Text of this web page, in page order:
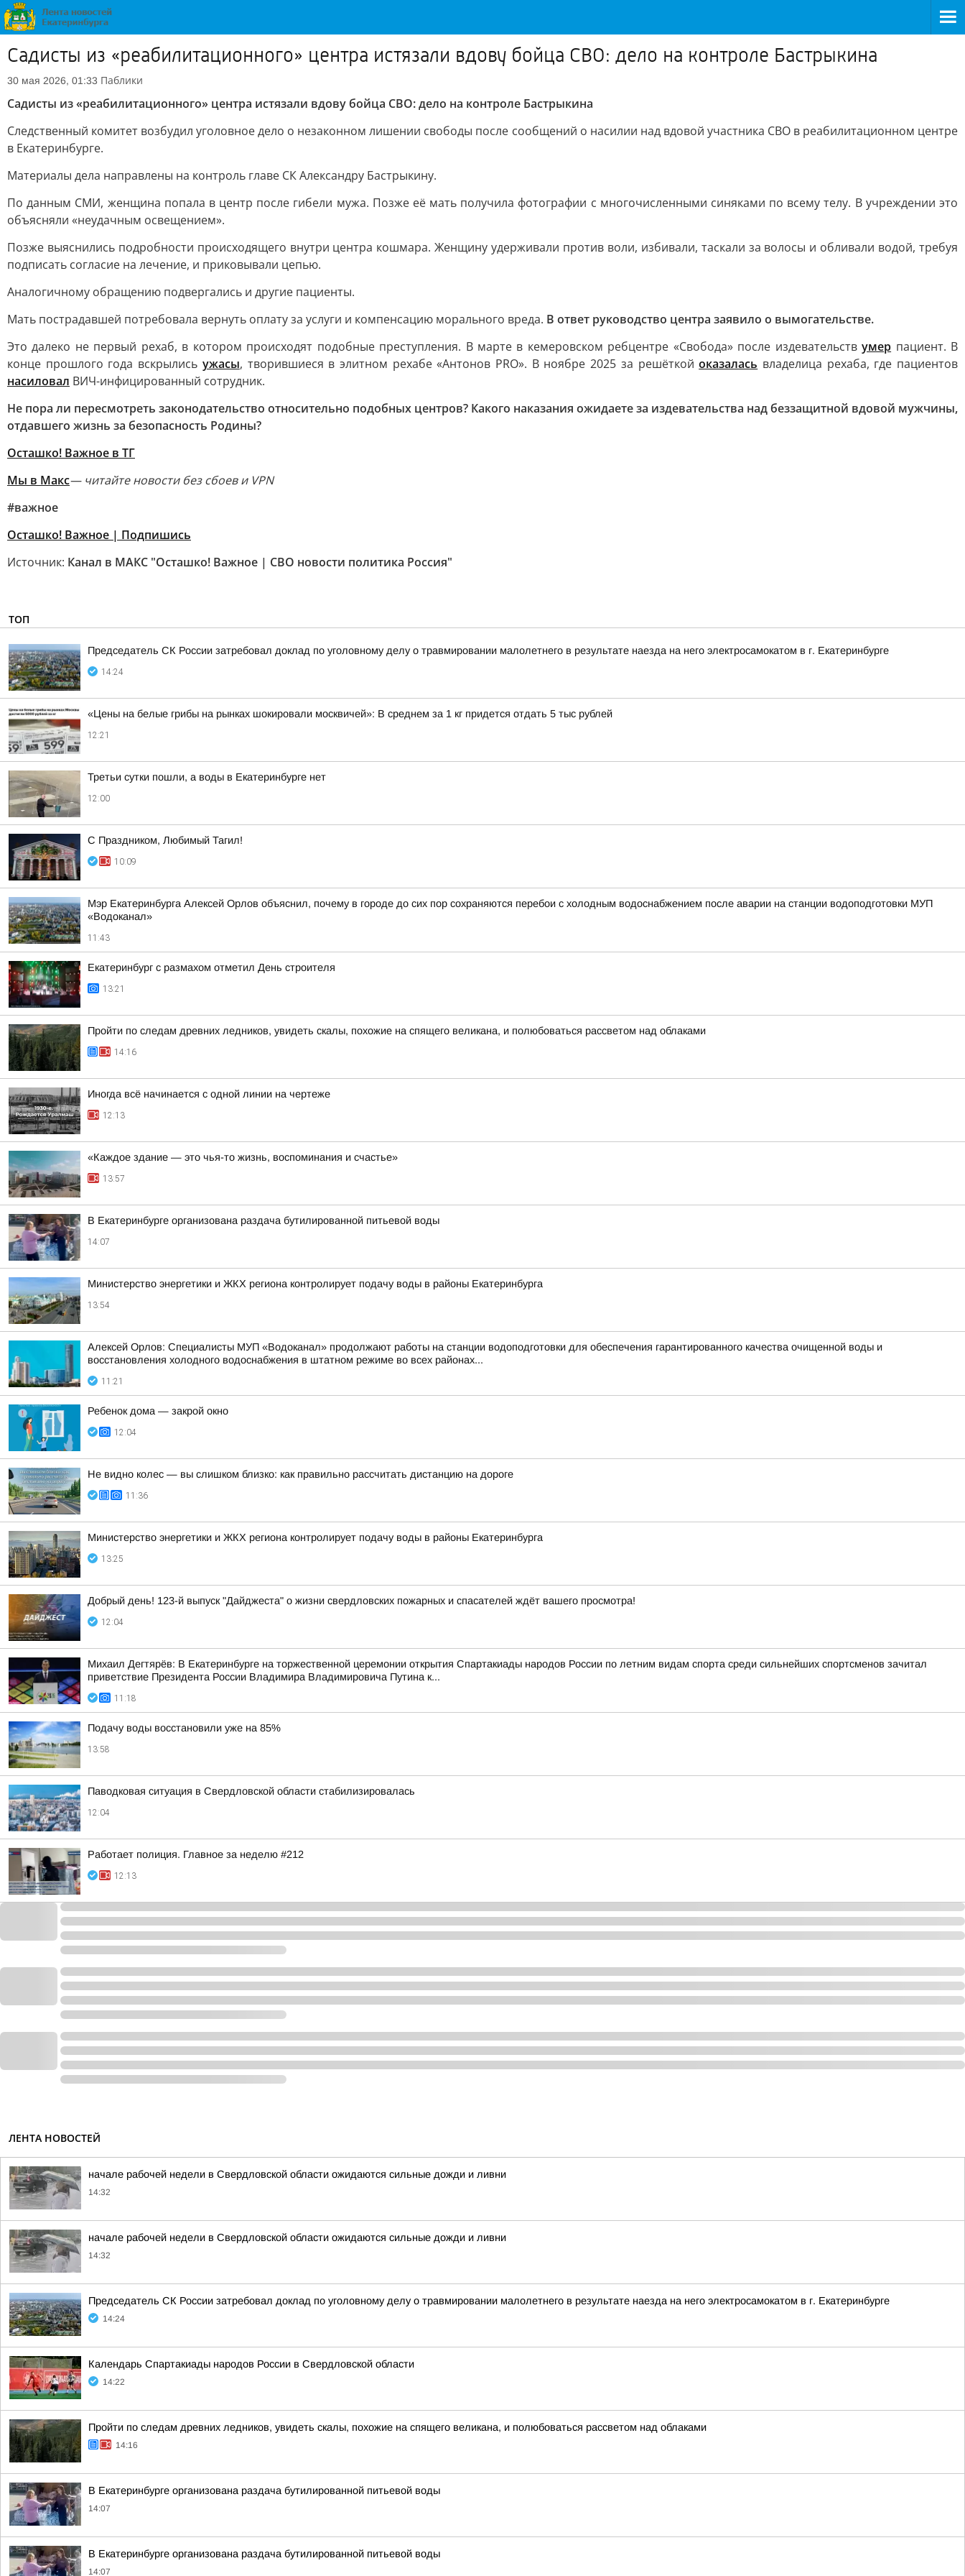
Садисты из «реабилитационного» центра истязали вдову бойца СВО: дело на контроле Бастрыкина
30 мая 2026, 01:33 Паблики
Садисты из «реабилитационного» центра истязали вдову бойца СВО: дело на контроле Бастрыкина
Следственный комитет возбудил уголовное дело о незаконном лишении свободы после сообщений о насилии над вдовой участника СВО в реабилитационном центре
в Екатеринбурге.
Материалы дела направлены на контроль главе СК Александру Бастрыкину.
По данным СМИ, женщина попала в центр после гибели мужа. Позже её мать получила фотографии с многочисленными синяками по всему телу. В учреждении это
объясняли «неудачным освещением».
Позже выяснились подробности происходящего внутри центра кошмара. Женщину удерживали против воли, избивали, таскали за волосы и обливали водой, требуя
подписать согласие на лечение, и приковывали цепью.
Аналогичному обращению подвергались и другие пациенты.
Мать пострадавшей потребовала вернуть оплату за услуги и компенсацию морального вреда. В ответ руководство центра заявило о вымогательстве.
Это далеко не первый рехаб, в котором происходят подобные преступления. В марте в кемеровском ребцентре «Свобода» после издевательствумер пациент. В
конце прошлого года вскрылись ужасы, творившиеся в элитном рехабе «Антонов PRO». В ноябре 2025 за решёткойоказалась владелица рехаба, где пациентов
насиловал ВИЧ-инфицированный сотрудник.
Не пора ли пересмотреть законодательство относительно подобных центров? Какого наказания ожидаете за издевательства над беззащитной вдовой мужчины,
отдавшего жизнь за безопасность Родины?
Осташко! Важное в ТГ
Мы в Макс— читайте новости без сбоев и VPN
#важное
Осташко! Важное | Подпишись
Источник: Канал в МАКС "Осташко! Важное | СВО новости политика Россия"
ТОП
Председатель СК России затребовал доклад по уголовному делу о травмировании малолетнего в результате наезда на него электросамокатом в г. Екатеринбурге
14:24
«Цены на белые грибы на рынках шокировали москвичей»: В среднем за 1 кг придется отдать 5 тыс рублей
12:21
Третьи сутки пошли, а воды в Екатеринбурге нет
12:00
С Праздником, Любимый Тагил!
10:09
Мэр Екатеринбурга Алексей Орлов объяснил, почему в городе до сих пор сохраняются перебои с холодным водоснабжением после аварии на станции водоподготовки МУП
«Водоканал»
11:43
Екатеринбург с размахом отметил День строителя
13:21
Пройти по следам древних ледников, увидеть скалы, похожие на спящего великана, и полюбоваться рассветом над облаками
14:16
Иногда всё начинается с одной линии на чертеже
12:13
«Каждое здание — это чья-то жизнь, воспоминания и счастье»
13:57
В Екатеринбурге организована раздача бутилированной питьевой воды
14:07
Министерство энергетики и ЖКХ региона контролирует подачу воды в районы Екатеринбурга
13:54
Алексей Орлов: Специалисты МУП «Водоканал» продолжают работы на станции водоподготовки для обеспечения гарантированного качества очищенной воды и
восстановления холодного водоснабжения в штатном режиме во всех районах...
11:21
Ребенок дома — закрой окно
12:04
Не видно колес — вы слишком близко: как правильно рассчитать дистанцию на дороге
11:36
Министерство энергетики и ЖКХ региона контролирует подачу воды в районы Екатеринбурга
13:25
Добрый день! 123-й выпуск "Дайджеста" о жизни свердловских пожарных и спасателей ждёт вашего просмотра!
12:04
Михаил Дегтярёв: В Екатеринбурге на торжественной церемонии открытия Спартакиады народов России по летним видам спорта среди сильнейших спортсменов зачитал
приветствие Президента России Владимира Владимировича Путина к...
11:18
Подачу воды восстановили уже на 85%
13:58
Паводковая ситуация в Свердловской области стабилизировалась
12:04
Работает полиция. Главное за неделю #212
12:13
ЛЕНТА НОВОСТЕЙ
начале рабочей недели в Свердловской области ожидаются сильные дожди и ливни
14:32
начале рабочей недели в Свердловской области ожидаются сильные дожди и ливни
14:32
Председатель СК России затребовал доклад по уголовному делу о травмировании малолетнего в результате наезда на него электросамокатом в г. Екатеринбурге
14:24
Календарь Спартакиады народов России в Свердловской области
14:22
Пройти по следам древних ледников, увидеть скалы, похожие на спящего великана, и полюбоваться рассветом над облаками
14:16
В Екатеринбурге организована раздача бутилированной питьевой воды
14:07
В Екатеринбурге организована раздача бутилированной питьевой воды
14:07